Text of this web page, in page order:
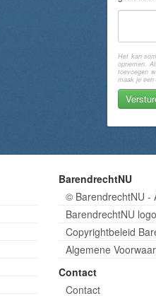
Het kan
opnemen.
toevoegen
maak je een
BarendrechtNU
© BarendrechtNU -
BarendrechtNU
Copyrightbeleid
Algemene
Contact
Contact